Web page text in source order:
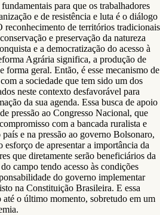
para que os trabalhadores
e de resistência e luta é o diálogo
reconhecimento de territórios tradicionais
e preservação da natureza
e a democratização do acesso à
Agrária significa, a produção de
forma geral. Então, é esse mecanismo de
a sociedade que tem sido um dos
neste contexto desfavorável para
da sua agenda. Essa busca de apoio
pressão ao Congresso Nacional, que
com a bancada ruralista e
e na pressão ao governo Bolsonaro,
esforço de apresentar a importância da
que diretamente serão beneficiários da
campo tendo acesso às condições
do governo implementar
na Constituição Brasileira. E essa
até o último momento, sobretudo em um